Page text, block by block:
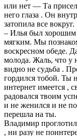
или нет — Та
него глаза . Он
затопила все вокруг.
– Илья был
мягким. Мы
воскресном обеде.
молода. Жаль, что у
видно не cyдьба .
гордился тобой. Ты
интернет имеется ,
радовался твоим
и не женился и не
перешла на ты.
Владимир
, ни разу не